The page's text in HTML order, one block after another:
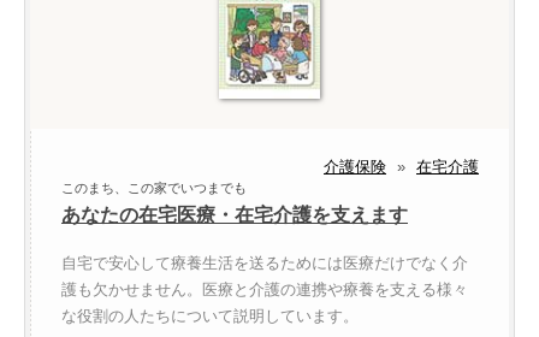
介護保険 » 在宅介護
このまち、この家でいつまでも
あなたの在宅医療・在宅介護を支えます
自宅で安心して療養生活を送るためには医療だけでなく介
護も欠かせません。医療と介護の連携や療養を支える様々
な役割の人たちについて説明しています。